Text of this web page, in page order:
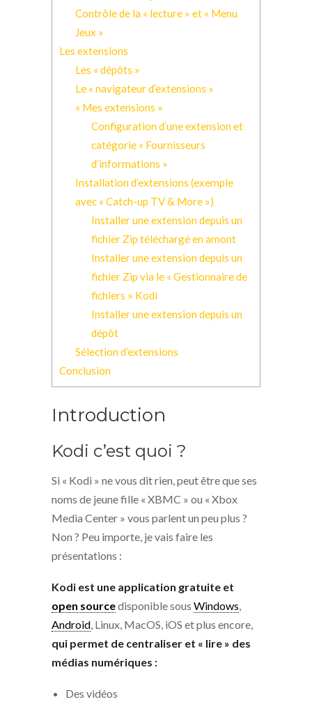
Contrôle de la « lecture » et « Menu
Jeux »
Les extensions
Les « dépôts »
Le « navigateur d’extensions »
« Mes extensions »
Configuration d’une extension et
catégorie « Fournisseurs
d’informations »
Installation d’extensions (exemple
avec « Catch-up TV & More »)
Installer une extension depuis un
fichier Zip téléchargé en amont
Installer une extension depuis un
fichier Zip via le « Gestionnaire de
fichiers » Kodi
Installer une extension depuis un
dépôt
Sélection d’extensions
Conclusion
Introduction
Kodi c’est quoi ?
Si « Kodi » ne vous dit rien, peut être que ses
noms de jeune fille « XBMC » ou « Xbox
Media Center » vous parlent un peu plus ?
Non ? Peu importe, je vais faire les
présentations :
Kodi est une application gratuite et
open sourcedisponible sous Windows
Android , Linux, MacOS, iOS et plus encore,
qui permet de centraliser et « lire » des
médias numériques :
Des vidéos